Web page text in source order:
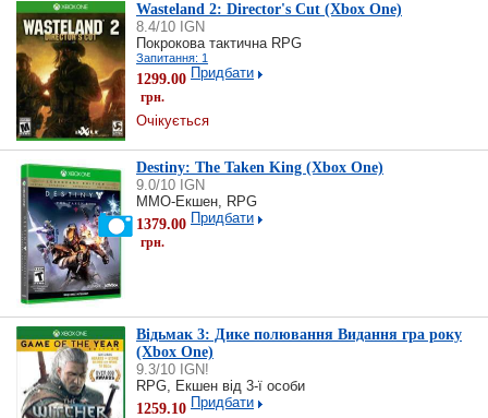
Wasteland 2: Director's Cut (Xbox One)
8.4/10 IGN
Покрокова тактична RPG
Запитання: 1
1299.00
грн.
Придбати
Очікується
Destiny: The Taken King (Xbox One)
9.0/10 IGN
MMO-Екшен, RPG
1379.00
грн.
Придбати
Відьмак 3: Дике полювання Видання гра року
(Xbox One)
9.3/10 IGN!
RPG, Екшен від 3-ї особи
1259.10 Придбати